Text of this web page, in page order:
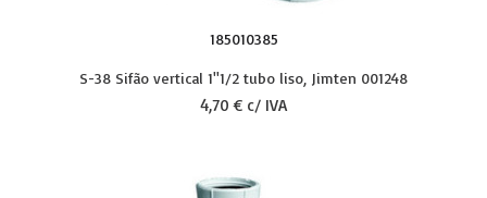
185010385
S-38 Sifão vertical 1''1/2 tubo liso, Jimten 001248
4,70 € c/ IVA